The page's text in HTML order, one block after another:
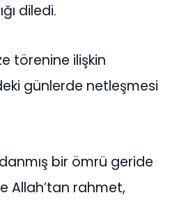
diledi.
törenine ilişkin
günlerde netleşmesi
bir ömrü geride
Allah’tan rahmet,